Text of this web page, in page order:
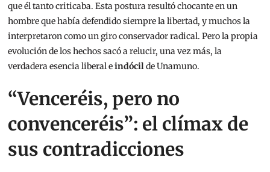
que él tanto criticaba. Esta postura resultó chocante en un
hombre que había defendido siempre la libertad, y muchos la
interpretaron como un giro conservador radical. Pero la propia
evolución de los hechos sacó a relucir, una vez más, la
verdadera esencia liberal eindócilde Unamuno.
“Venceréis, pero no
convenceréis”: el clímax de
sus contradicciones